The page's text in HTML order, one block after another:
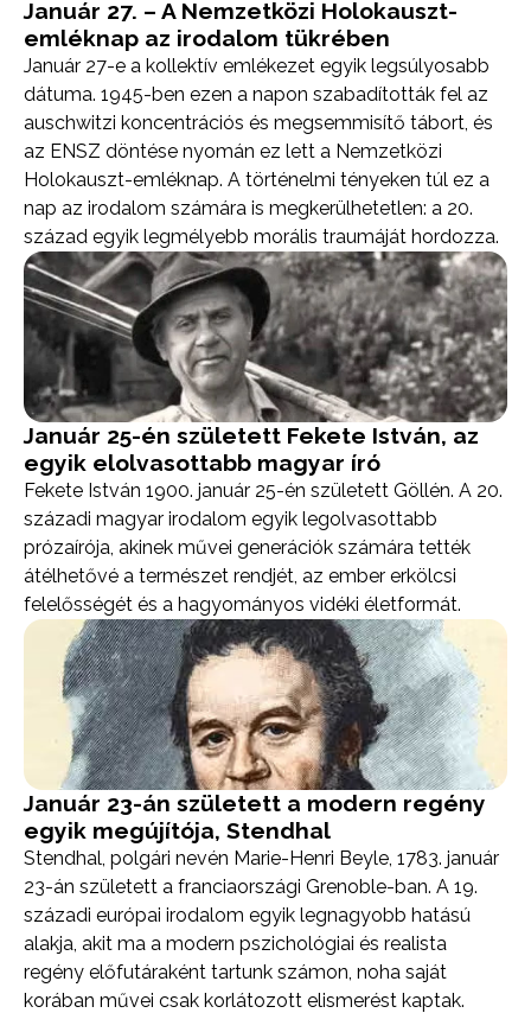
Január 27. – A Nemzetközi Holokauszt-
emléknap az irodalom tükrében
Január 27-e a kollektív emlékezet egyik legsúlyosabb
dátuma. 1945-ben ezen a napon szabadították fel az
auschwitzi koncentrációs és megsemmisítő tábort, és
az ENSZ döntése nyomán ez lett a Nemzetközi
Holokauszt-emléknap. A történelmi tényeken túl ez a
nap az irodalom számára is megkerülhetetlen: a 20.
század egyik legmélyebb morális traumáját hordozza.
Január 25-én született Fekete István, az
egyik elolvasottabb magyar író
Fekete István 1900. január 25-én született Göllén. A 20.
századi magyar irodalom egyik legolvasottabb
prózaírója, akinek művei generációk számára tették
átélhetővé a természet rendjét, az ember erkölcsi
felelősségét és a hagyományos vidéki életformát.
Január 23-án született a modern regény
egyik megújítója, Stendhal
Stendhal, polgári nevén Marie-Henri Beyle, 1783. január
23-án született a franciaországi Grenoble-ban. A 19.
századi európai irodalom egyik legnagyobb hatású
alakja, akit ma a modern pszichológiai és realista
regény előfutáraként tartunk számon, noha saját
korában művei csak korlátozott elismerést kaptak.